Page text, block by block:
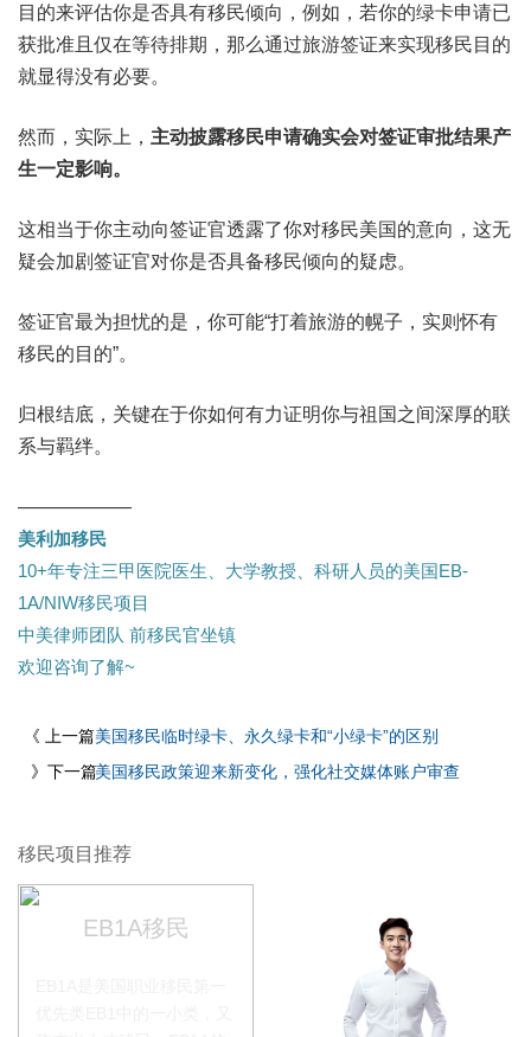
目的来评估你是否具有移民倾向，例如，若你的绿卡申请已
获批准且仅在等待排期，那么通过旅游签证来实现移民目的
就显得没有必要。
然而，实际上， 主动披露移民申请确实会对签证审批结果产
生一定影响。
这相当于你主动向签证官透露了你对移民美国的意向，这无
疑会加剧签证官对你是否具备移民倾向的疑虑。
签证官最为担忧的是，你可能“打着旅游的幌子，实则怀有
移民的目的”。
归根结底，关键在于你如何有力证明你与祖国之间深厚的联
系与羁绊。
——————
美利加移民
10+年专注三甲医院医生、大学教授、科研人员的美国EB-
1A/NIW移民项目
中美律师团队 前移民官坐镇
欢迎咨询了解~
《 上一篇美国移民临时绿卡、永久绿卡和“小绿卡”的区别
》下一篇美国移民政策迎来新变化，强化社交媒体账户审查
移民项目推荐
EB1A移民